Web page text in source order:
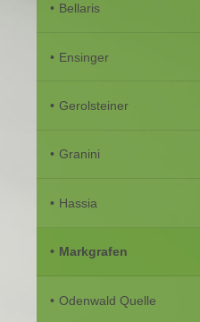
Bellaris
Ensinger
Gerolsteiner
Granini
Hassia
Markgrafen
Odenwald Quelle